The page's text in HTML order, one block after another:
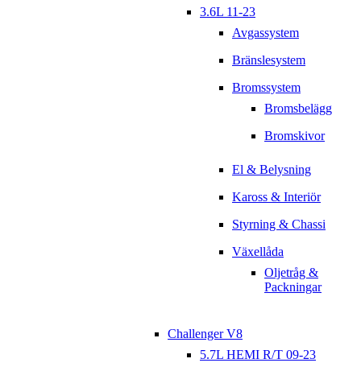
3.6L 11-23
Avgassystem
Bränslesystem
Bromssystem
Bromsbelägg
Bromskivor
El & Belysning
Kaross & Interiör
Styrning & Chassi
Växellåda
Oljetråg &
Packningar
Challenger V8
5.7L HEMI R/T 09-23